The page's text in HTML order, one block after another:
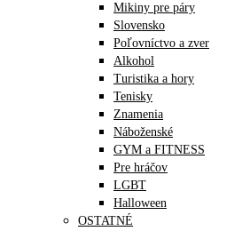
Mikiny pre páry
Slovensko
Poľovníctvo a zver
Alkohol
Turistika a hory
Tenisky
Znamenia
Náboženské
GYM a FITNESS
Pre hráčov
LGBT
Halloween
OSTATNÉ